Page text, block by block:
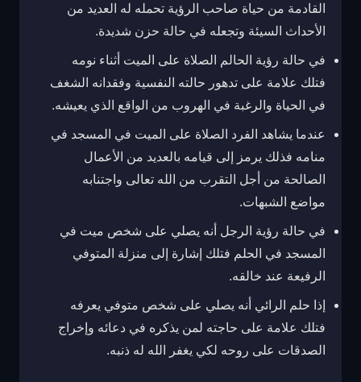
القادمة من حياة صاحب الرؤية تحمله له العديد من
الأحداث السيئة وتجعله في حالة حزن شديدة.
في حالة رؤية الحالم الصلاة على الميت أثناء نومه
فتلك علامة على تدهور حالته النفسية وفقدانه الشغف
في الحياة والرغبة في الهروب من الواقع الذي يعيشه.
عندما يشاهد الفرد الصلاة على الميت في المسجد في
منامه فذلك يرمز إلى قيامه بالعديد من الأعمال
الصالحة من أجل التقرب من الله تعالى واجتنابه
مواضع الشبهات.
في حالة رؤية الرجل أنه يصلي على شخص ميت في
المسجد في الحلم فتلك إشارة إلى منزلة المتوفي
الرفيعة عند خالقه.
إذا حلم الرائي أنه يصلي على شخص متوفي يعرفه
فتلك علامة على حاجته لمن يذكره في دعائه وإخراج
الصدقات على روحه لكي يغفر الله له ذنبه.